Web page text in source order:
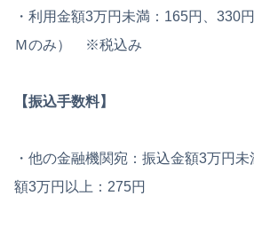
・利用金額3万円未満：165円、330
Ｍのみ） ※税込み
【振込手数料】
・他の金融機関宛：振込金額3万円
額3万円以上：275円